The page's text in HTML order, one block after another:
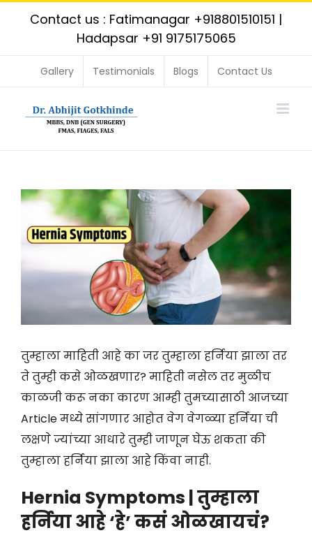
Contact us : Fatimanagar +918801510151 |
Hadapsar +91 9175175065
Gallery Testimonials Blogs Contact Us
View
Larger
Image
तुम्हाला माहिती आहे का जर तुम्हाला हर्निया झाला तर
ते तुम्ही कसे ओळखणार? माहिती नसेल तर मुळीच
काळजी करू नका कारण आम्ही तुमच्यासाठी आजच्या
Article मध्ये सांगणार आहोत वेग वेगळ्या हर्निया ची
लक्षणे ज्यांच्या आधारे तुम्ही जाणून घेऊ शकता की
तुम्हाला हर्निया झाला आहे किंवा नाही.
Hernia Symptoms | तुम्हाला
हर्निया आहे ‘हे’ कसं ओळखायचं?